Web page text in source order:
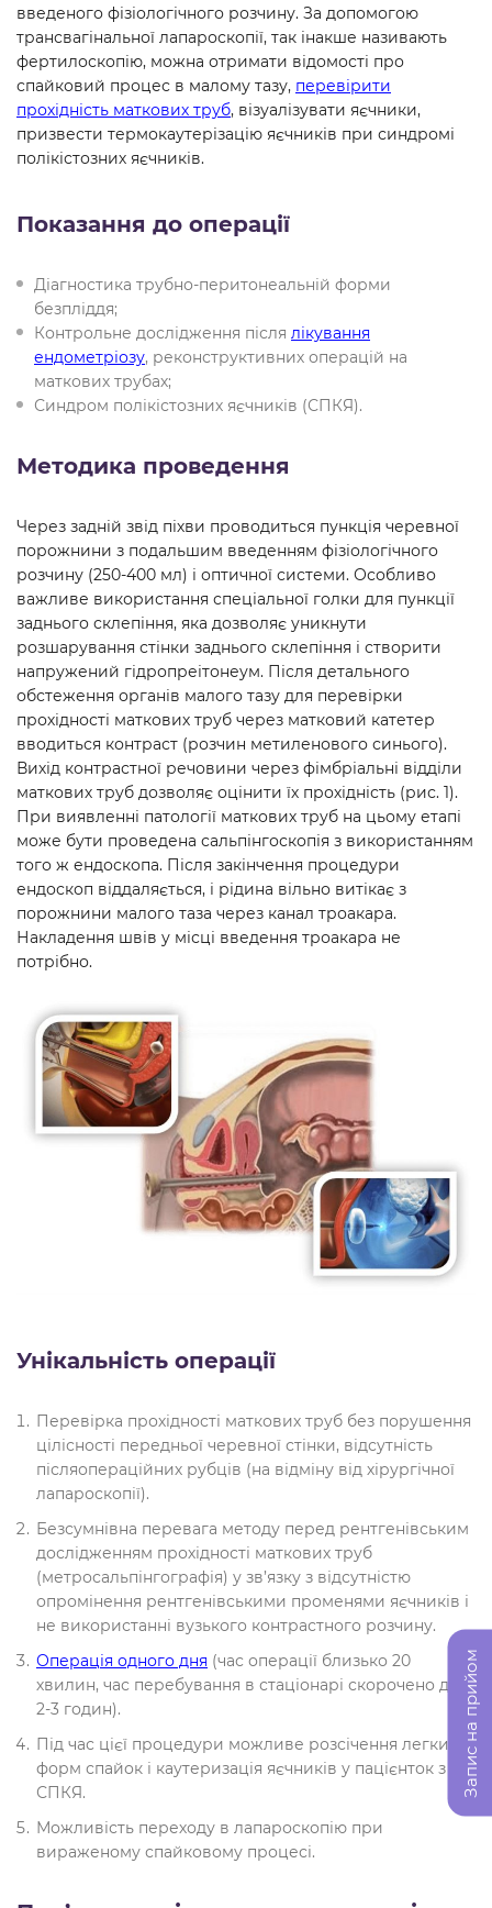
введеного фізіологічного розчину. За допомогою
трансвагінальної лапароскопії, так інакше називають
фертилоскопію, можна отримати відомості про
спайковий процес в малому тазу, перевірити
прохідність маткових труб, візуалізувати яєчники,
призвести термокаутерізацію яєчників при синдромі
полікістозних яєчників.
Показання до операції
Діагностика трубно-перитонеальній форми
безпліддя;
Контрольне дослідження після лікування
ендометріозу, реконструктивних операцій на
маткових трубах;
Синдром полікістозних яєчників (СПКЯ).
Методика проведення
Через задній звід піхви проводиться пункція черевної
порожнини з подальшим введенням фізіологічного
розчину (250-400 мл) і оптичної системи. Особливо
важливе використання спеціальної голки для пункції
заднього склепіння, яка дозволяє уникнути
розшарування стінки заднього склепіння і створити
напружений гідропреітонеум. Після детального
обстеження органів малого тазу для перевірки
прохідності маткових труб через матковий катетер
вводиться контраст (розчин метиленового синього).
Вихід контрастної речовини через фімбріальні відділи
маткових труб дозволяє оцінити їх прохідність (рис. 1).
При виявленні патології маткових труб на цьому етапі
може бути проведена сальпінгоскопія з використанням
того ж ендоскопа. Після закінчення процедури
ендоскоп віддаляється, і рідина вільно витікає з
порожнини малого таза через канал троакара.
Накладення швів у місці введення троакара не
потрібно.
Унікальність операції
Перевірка прохідності маткових труб без порушення
цілісності передньої черевної стінки, відсутність
післяопераційних рубців (на відміну від хірургічної
лапароскопії).
Безсумнівна перевага методу перед рентгенівським
дослідженням прохідності маткових труб
(метросальпінгографія) у зв’язку з відсутністю
опромінення рентгенівськими променями яєчників і
не використанні вузького контрастного розчину.
Операція одного дня (час операції близько 20
хвилин, час перебування в стаціонарі скорочено до
2-3 годин).
Під час цієї процедури можливе розсічення легких
форм спайок і каутеризація яєчників у пацієнток з
СПКЯ.
Можливість переходу в лапароскопію при
вираженому спайковому процесі.
Запис на прийом